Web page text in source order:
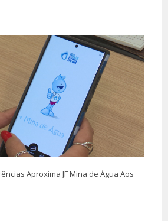
Aproxima JF Mina de Água Aos